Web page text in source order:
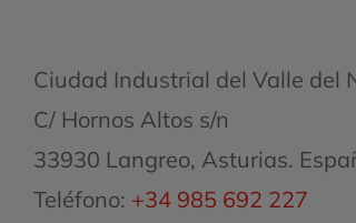
Ciudad Industrial del Valle del
C/ Hornos Altos s/n
33930 Langreo, Asturias.
Teléfono: +34 985 692 227